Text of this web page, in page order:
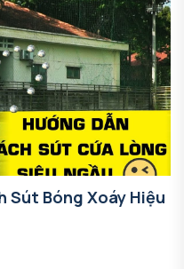
Sút Bóng Xoáy Hiệu